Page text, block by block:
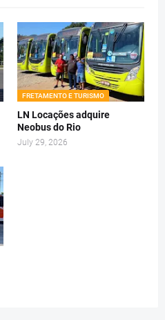
FRETAMENTO E TURISMO
LN Locações adquire
Neobus do Rio
July 29, 2026